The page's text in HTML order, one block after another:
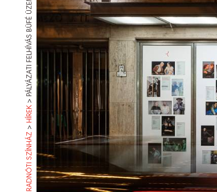
RADNÓTI SZÍNHÁZ
>
HÍREK
>
PÁLYÁZATI FELHÍVÁS BÜFÉ ÜZEMELTETÉSÉRE